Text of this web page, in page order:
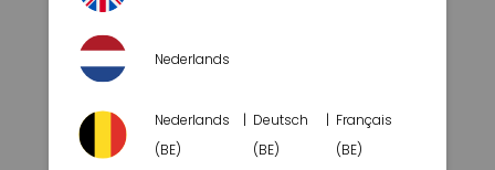
Nederlands
Nederlands
(BE)
Deutsch
(BE)
Français
(BE)